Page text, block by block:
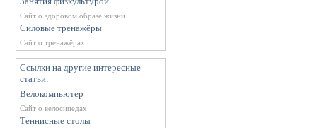
Сайт о здоровом образе жизни
Силовые тренажёры
Сайт о тренажёрах
Ссылки на другие интересные
статьи:
Велокомпьютер
Сайт о велосипедах
Теннисные столы